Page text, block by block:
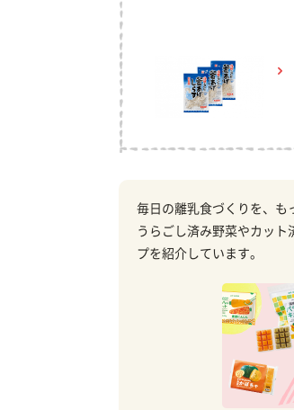
毎日の離乳食づくりを、も
うらごし済み野菜やカット
プを紹介しています。